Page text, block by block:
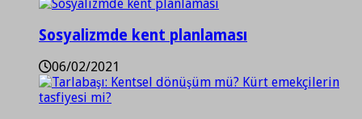
Sosyalizmde kent planlaması
06/02/2021